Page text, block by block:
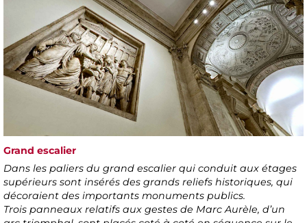
Grand escalier
Dans les paliers du grand escalier qui conduit aux étages
supérieurs sont insérés des grands reliefs historiques, qui
décoraient des importants monuments publics.
Trois panneaux relatifs aux gestes de Marc Aurèle, d’un